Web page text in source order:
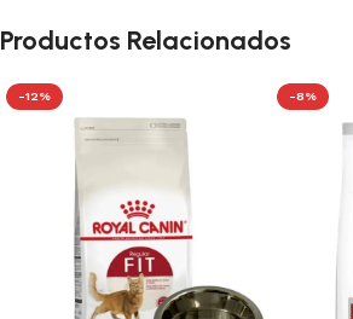
Productos Relacionados
-12% -8%